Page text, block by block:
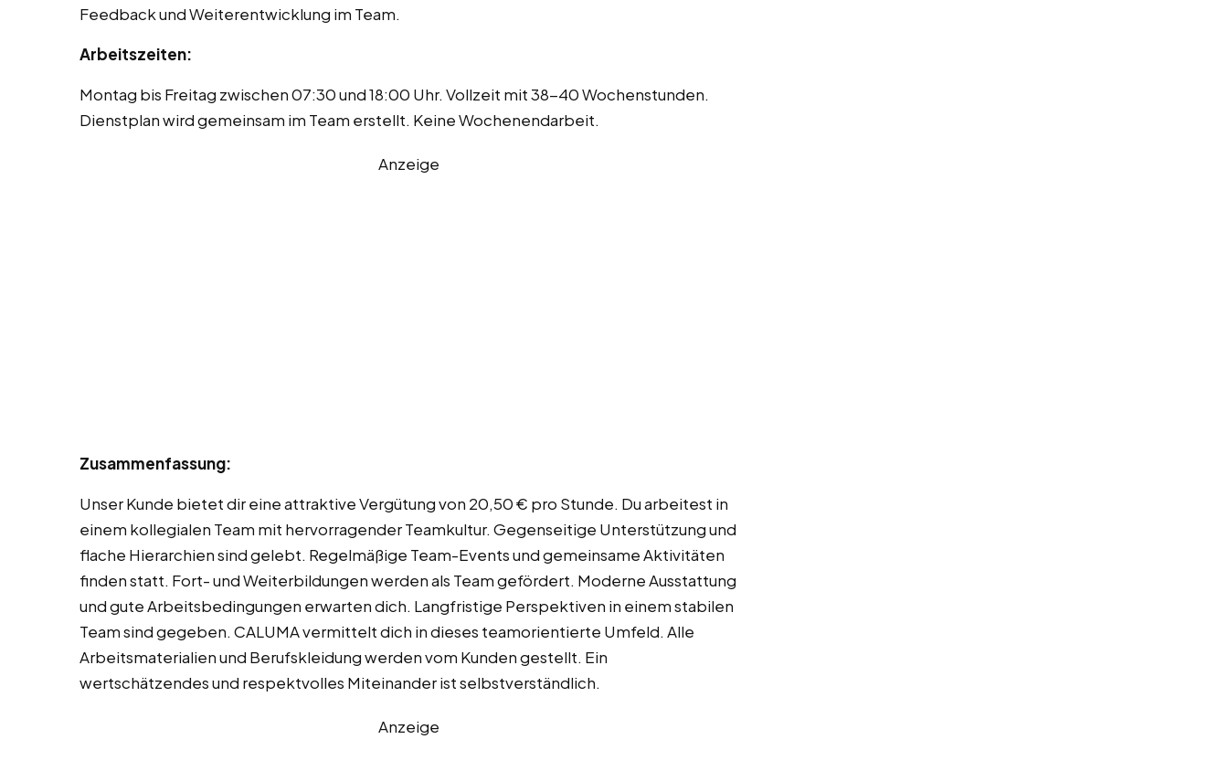
Feedback und Weiterentwicklung im Team.
Arbeitszeiten:
Montag bis Freitag zwischen 07:30 und 18:00 Uhr. Vollzeit mit 38-40 Wochenstunden.
Dienstplan wird gemeinsam im Team erstellt. Keine Wochenendarbeit.
Anzeige
Zusammenfassung:
Unser Kunde bietet dir eine attraktive Vergütung von 20,50 € pro Stunde. Du arbeitest in
einem kollegialen Team mit hervorragender Teamkultur. Gegenseitige Unterstützung und
flache Hierarchien sind gelebt. Regelmäßige Team-Events und gemeinsame Aktivitäten
finden statt. Fort- und Weiterbildungen werden als Team gefördert. Moderne Ausstattung
und gute Arbeitsbedingungen erwarten dich. Langfristige Perspektiven in einem stabilen
Team sind gegeben. CALUMA vermittelt dich in dieses teamorientierte Umfeld. Alle
Arbeitsmaterialien und Berufskleidung werden vom Kunden gestellt. Ein
wertschätzendes und respektvolles Miteinander ist selbstverständlich.
Anzeige